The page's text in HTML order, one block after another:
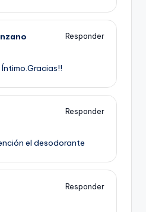
Responder
Responder
el desodorante
Responder